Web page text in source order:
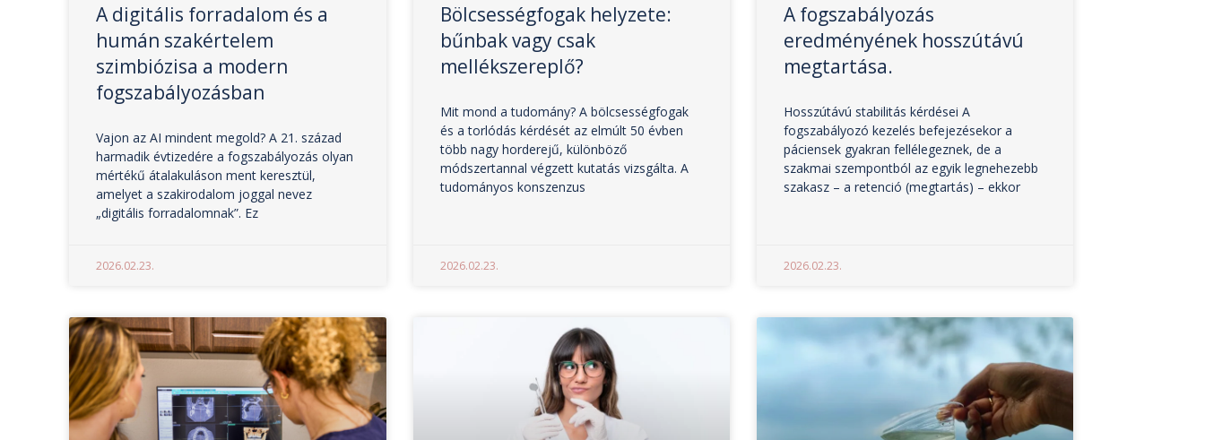
A digitális forradalom és a
humán szakértelem
szimbiózisa a modern
fogszabályozásban
Vajon az AI mindent megold? A 21. század
harmadik évtizedére a fogszabályozás olyan
mértékű átalakuláson ment keresztül,
amelyet a szakirodalom joggal nevez
„digitális forradalomnak”. Ez
2026.02.23.
Bölcsességfogak helyzete:
bűnbak vagy csak
mellékszereplő?
Mit mond a tudomány? A bölcsességfogak
és a torlódás kérdését az elmúlt 50 évben
több nagy horderejű, különböző
módszertannal végzett kutatás vizsgálta. A
tudományos konszenzus
2026.02.23.
A fogszabályozás
eredményének hosszútávú
megtartása.
Hosszútávú stabilitás kérdései A
fogszabályozó kezelés befejezésekor a
páciensek gyakran fellélegeznek, de a
szakmai szempontból az egyik legnehezebb
szakasz – a retenció (megtartás) – ekkor
2026.02.23.